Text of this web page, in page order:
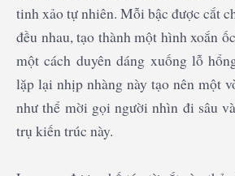
tinh xảo tự nhiên. Mỗi bậc được cắt
đều nhau, tạo thành một hình xoắn
một cách duyên dáng xuống lỗ
lặp lại nhịp nhàng này tạo nên một
như thể mời gọi người nhìn đi sâu
trụ kiến trúc này.